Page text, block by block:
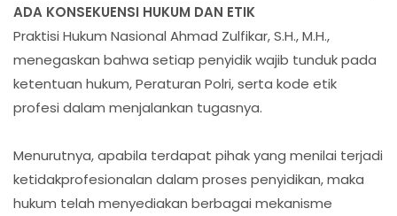
ADA KONSEKUENSI HUKUM DAN ETIK
Praktisi Hukum Nasional Ahmad Zulfikar, S.H., M.H.,
menegaskan bahwa setiap penyidik wajib tunduk pada
ketentuan hukum, Peraturan Polri, serta kode etik
profesi dalam menjalankan tugasnya.
Menurutnya, apabila terdapat pihak yang menilai terjadi
ketidakprofesionalan dalam proses penyidikan, maka
hukum telah menyediakan berbagai mekanisme